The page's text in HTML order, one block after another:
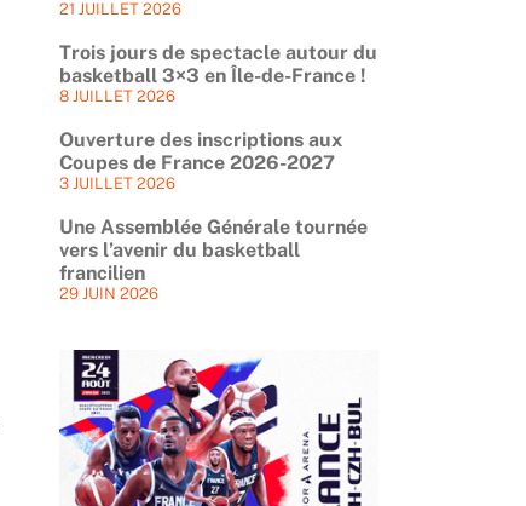
21 JUILLET 2026
Trois jours de spectacle autour du
basketball 3×3 en Île-de-France !
8 JUILLET 2026
Ouverture des inscriptions aux
Coupes de France 2026-2027
3 JUILLET 2026
Une Assemblée Générale tournée
vers l’avenir du basketball
francilien
29 JUIN 2026